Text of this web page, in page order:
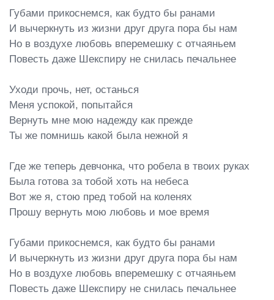
Губами прикоснемся, как будто бы ранами
И вычеркнуть из жизни друг друга пора бы нам
Но в воздухе любовь вперемешку с отчаяньем
Повесть даже Шекспиру не снилась печальнее
Уходи прочь, нет, останься
Меня успокой, попытайся
Вернуть мне мою надежду как прежде
Ты же помнишь какой была нежной я
Где же теперь девчонка, что робела в твоих руках
Была готова за тобой хоть на небеса
Вот же я, стою пред тобой на коленях
Прошу вернуть мою любовь и мое время
Губами прикоснемся, как будто бы ранами
И вычеркнуть из жизни друг друга пора бы нам
Но в воздухе любовь вперемешку с отчаяньем
Повесть даже Шекспиру не снилась печальнее